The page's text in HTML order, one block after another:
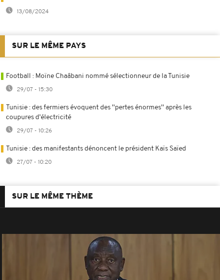
13/08/2024
SUR LE MÊME PAYS
Football : Moïne Chaâbani nommé sélectionneur de la Tunisie
29/07 - 15:30
Tunisie : des fermiers évoquent des ''pertes énormes'' après les
coupures d'électricité
29/07 - 10:26
Tunisie : des manifestants dénoncent le président Kaïs Saïed
27/07 - 10:20
SUR LE MÊME THÈME